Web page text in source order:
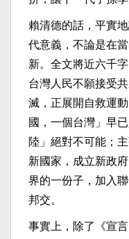
賴清德的話，平實
代意義，不論是在
新。全文將近六千
台灣人民不願接受
滅，正展開自救運
國，一個台灣」早
陸」絕對不可能；
新國家，成立新政
界的一份子，加入
邦交。
事實上，除了《宣